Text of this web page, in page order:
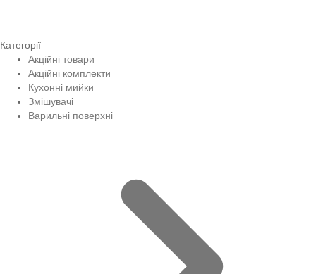
Категорії
Акційні товари
Акційні комплекти
Кухонні мийки
Змішувачі
Варильні поверхні